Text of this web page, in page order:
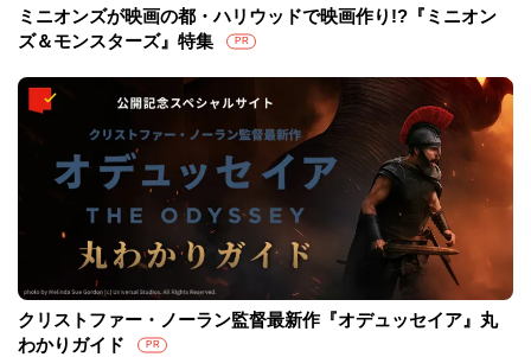
ミニオンズが映画の都・ハリウッドで映画作り!?『ミニオン
ズ＆モンスターズ』特集
PR
クリストファー・ノーラン監督最新作『オデュッセイア』丸
わかりガイド
PR